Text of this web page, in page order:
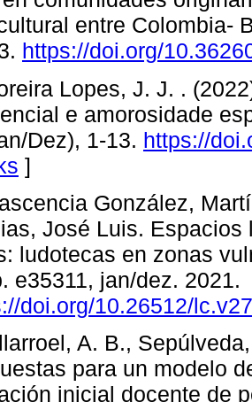
entre Colombia-
https://doi.org/
Lopes, J. J. .
e amorosidade
Dez), 1-13. https://
]
González,
José Luis.
ludotecas en zonas
e35311, jan/dez. 2021.
doi.org/10.26512/
A. B.,
para un modelo
inicial docente de